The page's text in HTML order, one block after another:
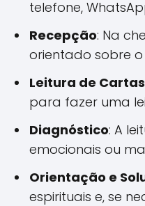
telefone,
Recepção: Na
orientado sobre
Leitura de Cartas
para fazer uma
Diagnóstico: A
emocionais ou
Orientação e
espirituais e, se